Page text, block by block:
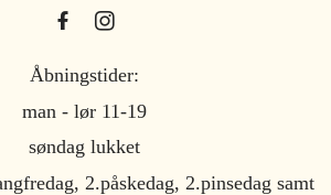
Åbningstider:
man - lør 11-19
søndag lukket
2.påskedag, 2.pinsedag samt